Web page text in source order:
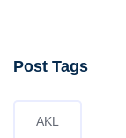
Post Tags
AKL